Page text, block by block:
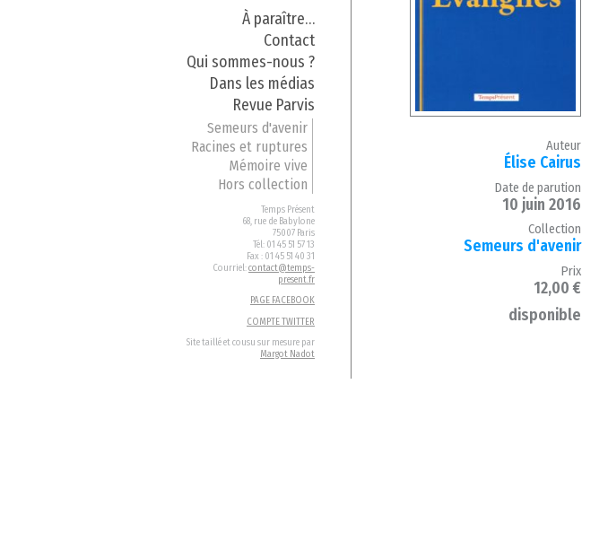
À paraître…
Contact
Qui sommes-nous ?
Dans les médias
Revue Parvis
Semeurs d'avenir
Racines et ruptures
Mémoire vive
Hors collection
Temps Présent
68, rue de Babylone
75007 Paris
Tél: 01 45 51 57 13
Fax : 01 45 51 40 31
Courriel:contact@temps-
present.fr
PAGE FACEBOOK
COMPTE TWITTER
Site taillé et cousu sur mesure par
Margot Nadot
Auteur
Élise Cairus
Date de parution
10 juin 2016
Collection
Semeurs d'avenir
Prix
12,00 €
disponible